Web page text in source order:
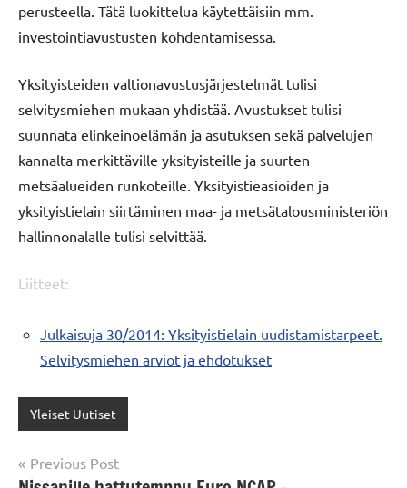
perusteella. Tätä luokittelua käytettäisiin mm.
investointiavustusten kohdentamisessa.
Yksityisteiden valtionavustusjärjestelmät tulisi
selvitysmiehen mukaan yhdistää. Avustukset tulisi
suunnata elinkeinoelämän ja asutuksen sekä palvelujen
kannalta merkittäville yksityisteille ja suurten
metsäalueiden runkoteille. Yksityistieasioiden ja
yksityistielain siirtäminen maa- ja metsätalousministeriön
hallinnonalalle tulisi selvittää.
Liitteet:
Julkaisuja 30/2014: Yksityistielain uudistamistarpeet.
Selvitysmiehen arviot ja ehdotukset
Yleiset Uutiset
Post
Previous Post